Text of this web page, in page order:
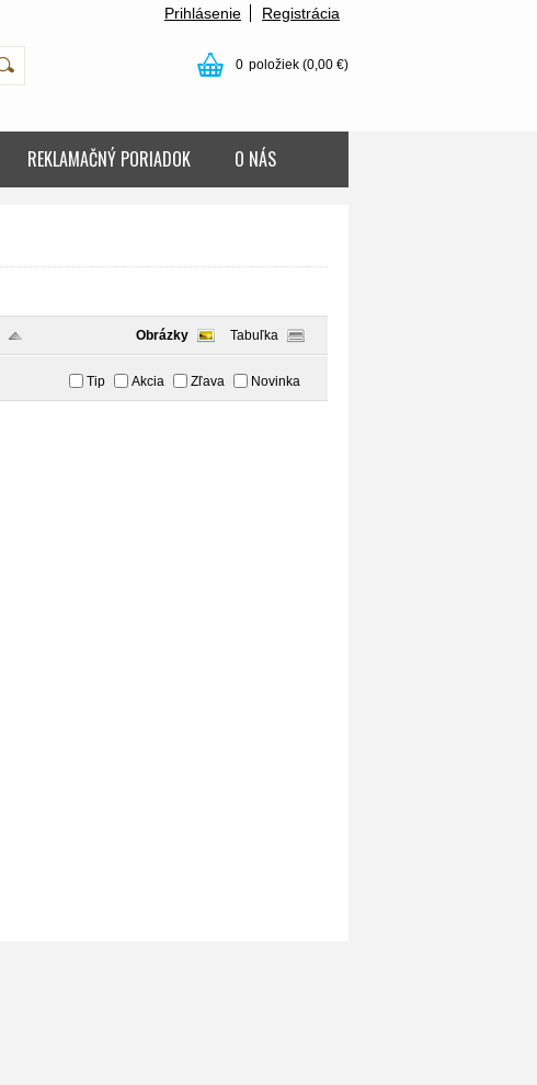
Prihlásenie Registrácia
0 položiek (0,00 €)
REKLAMAČNÝ PORIADOK O NÁS
Obrázky Tabuľka
Tip Akcia Zľava Novinka